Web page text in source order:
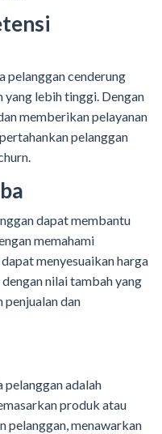
pelanggan cenderung
lebih tinggi. Dengan
memberikan pelayanan
pelanggan
dapat membantu
memahami
menyesuaikan harga
nilai tambah yang
penjualan dan
pelanggan adalah
produk atau
pelanggan, menawarkan